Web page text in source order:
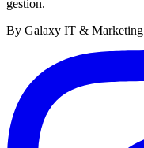
gestion.
By Galaxy IT & Marketing